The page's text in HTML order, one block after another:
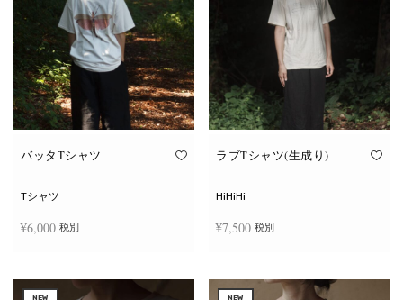
バ
リ
エ
ー
シ
ョ
ま
ジ
バ
エ
ョ
ま
オ
ジ
バッタTシャツ
Tシャツ
¥6,000 税別
の
ラブTシャツ(生成り)
HiHiHi
¥7,500 税別
の
商
NEW NEW